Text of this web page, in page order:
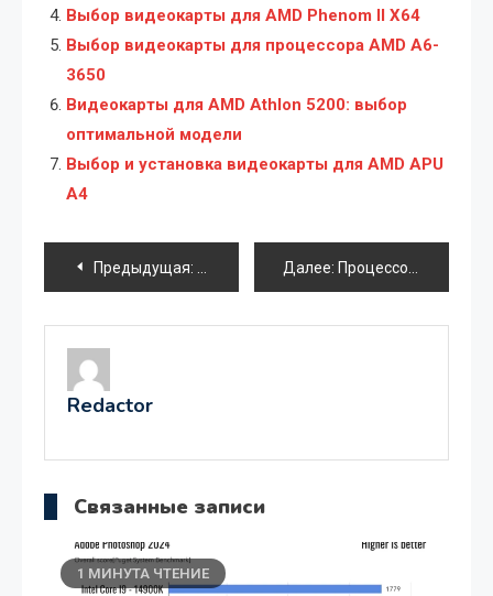
Выбор видеокарты для AMD Phenom II X64
Выбор видеокарты для процессора AMD A6-
3650
Видеокарты для AMD Athlon 5200: выбор
оптимальной модели
Выбор и установка видеокарты для AMD APU
A4
Навигация
по
записям
Предыдущая: Улучшение графики ноутбука: мифы и
Далее: Процессор или видеокарта: что важнее для Photoshop?
Redactor
Связанные записи
1 МИНУТА ЧТЕНИЕ